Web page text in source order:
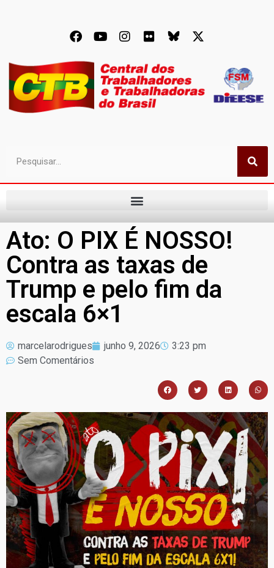
Ato: O PIX É NOSSO!
Contra as taxas de
Trump e pelo fim da
escala 6×1
marcelarodrigues junho 9, 2026
3:23 pm
Sem Comentários